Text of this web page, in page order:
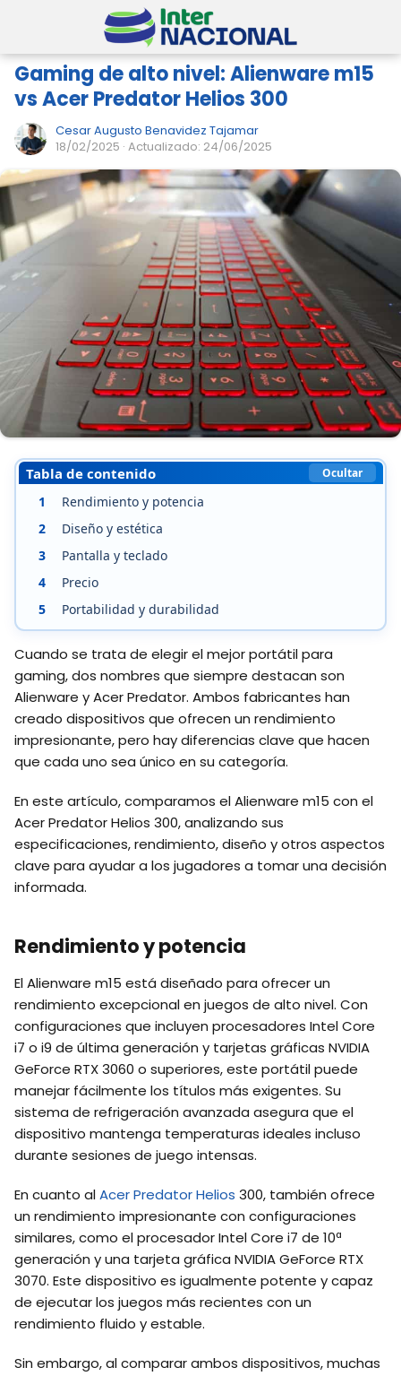
Gaming de alto nivel: Alienware m15
vs Acer Predator Helios 300
Cesar Augusto Benavidez Tajamar
18/02/2025 · Actualizado: 24/06/2025
Tabla de contenido Ocultar
1
Rendimiento y potencia
2
Diseño y estética
3
Pantalla y teclado
4
Precio
5
Portabilidad y durabilidad
Cuando se trata de elegir el mejor portátil para
gaming, dos nombres que siempre destacan son
Alienware y Acer Predator. Ambos fabricantes han
creado dispositivos que ofrecen un rendimiento
impresionante, pero hay diferencias clave que hacen
que cada uno sea único en su categoría.
En este artículo, comparamos el Alienware m15 con el
Acer Predator Helios 300, analizando sus
especificaciones, rendimiento, diseño y otros aspectos
clave para ayudar a los jugadores a tomar una decisión
informada.
Rendimiento y potencia
El Alienware m15 está diseñado para ofrecer un
rendimiento excepcional en juegos de alto nivel. Con
configuraciones que incluyen procesadores Intel Core
i7 o i9 de última generación y tarjetas gráficas NVIDIA
GeForce RTX 3060 o superiores, este portátil puede
manejar fácilmente los títulos más exigentes. Su
sistema de refrigeración avanzada asegura que el
dispositivo mantenga temperaturas ideales incluso
durante sesiones de juego intensas.
En cuanto alAcer Predator Helios 300, también ofrece
un rendimiento impresionante con configuraciones
similares, como el procesador Intel Core i7 de 10ª
generación y una tarjeta gráfica NVIDIA GeForce RTX
3070. Este dispositivo es igualmente potente y capaz
de ejecutar los juegos más recientes con un
rendimiento fluido y estable.
Sin embargo, al comparar ambos dispositivos, muchas